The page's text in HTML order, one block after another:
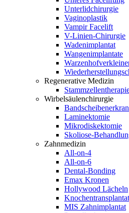
Unterlidchirurgie
Vaginoplastik
Vampir Facelift
V-Linien-Chirurgie
Wadenimplantat
Wangenimplantate
Regenerative Medizin
Wirbelsäulenchirurgie
Laminektomie
Mikrodiskektomie
Skoliose-
Zahnmedizin
All-on-4
All-on-6
Dental-Bonding
Emax Kronen
Hollywood Lächeln
MIS Zahnimplantat